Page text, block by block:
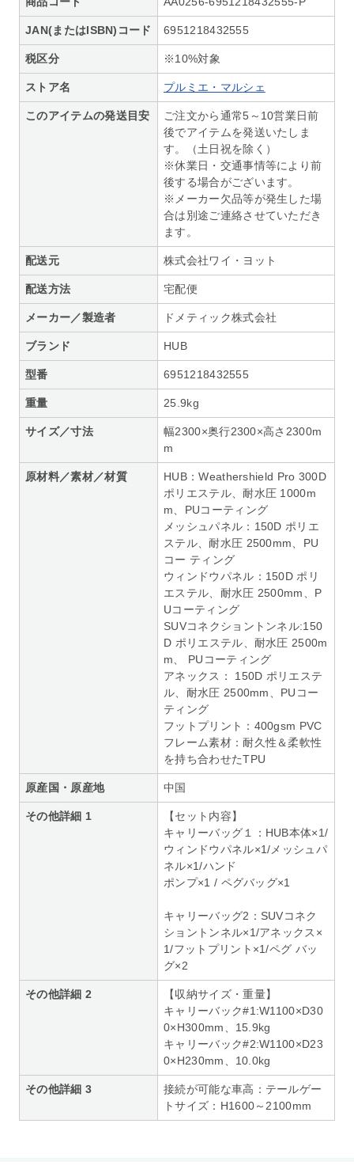
JAN(またはISBN)コード 6951218432555
税区分 ※10%対象
ストア名 プルミエ・マルシェ
このアイテムの発送目安
ご注文から通常5～10営業日前
後でアイテムを発送いたしま
す。（土日祝を除く）
※休業日・交通事情等により前
後する場合がございます。
※メーカー欠品等が発生した場
合は別途ご連絡させていただき
ます。
配送元 株式会社ワイ・ヨット
配送方法 宅配便
メーカー／製造者 ドメティック株式会社
ブランド HUB
型番 6951218432555
重量 25.9kg
サイズ／寸法
幅2300×奥行2300×高さ2300m
m
原材料／素材／材質
HUB：Weathershield Pro 300D
ポリエステル、耐水圧 1000m
m、PUコーティング
メッシュパネル：150D ポリエ
ステル、耐水圧 2500mm、PU
コー ティング
ウィンドウパネル：150D ポリ
エステル、耐水圧 2500mm、P
Uコーティング
SUVコネクショントンネル:150
D ポリエステル、耐水圧 2500m
m、 PUコーティング
アネックス： 150D ポリエステ
ル、耐水圧 2500mm、PUコー
ティング
フットプリント：400gsm PVC
フレーム素材：耐久性＆柔軟性
を持ち合わせたTPU
原産国・原産地 中国
その他詳細 1
【セット内容】
キャリーバッグ１：HUB本体×1/
ウィンドウパネル×1/メッシュパ
ネル×1/ハンド
ポンプ×1 / ペグバッグ×1
キャリーバッグ2：SUVコネク
ショントンネル×1/アネックス×
1/フットプリント×1/ペグ バッ
グ×2
その他詳細 2
【収納サイズ・重量】
キャリーバック#1:W1100×D30
0×H300mm、15.9kg
キャリーバック#2:W1100×D23
0×H230mm、10.0kg
その他詳細 3
接続が可能な車高：テールゲー
トサイズ：H1600～2100mm